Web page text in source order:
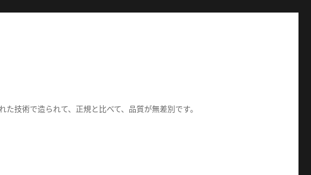
技術で造られて、正規と比べて、品質が無差別です。